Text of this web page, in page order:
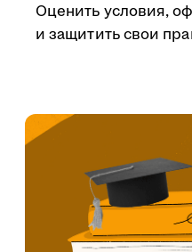
Оценить условия,
и защитить свои